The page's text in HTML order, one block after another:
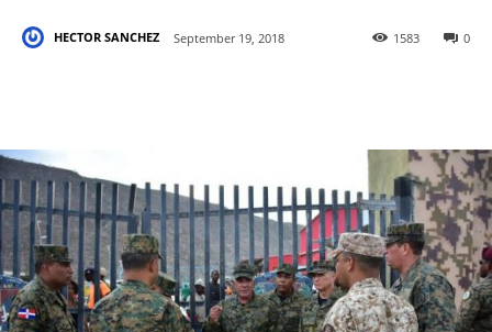
HECTOR SANCHEZ September 19, 2018 0
1583